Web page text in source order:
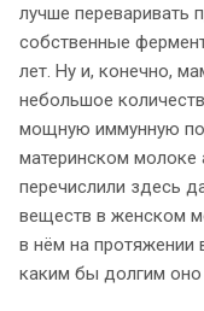
лучше переваривать
собственные
лет. Ну и, конечно,
небольшое
мощную иммунную
материнском молоке
перечислили здесь
веществ в женском
в нём на протяжении
каким бы долгим